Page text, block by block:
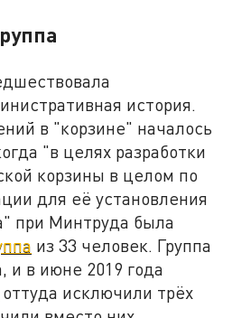
история.
в "корзине" началось
"в целях разработки
корзины в целом по
для её установления
при Минтруда была
из 33 человек. Группа
и в июне 2019 года
оттуда исключили трёх